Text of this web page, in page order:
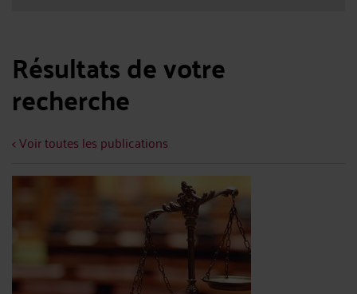
Résultats de votre
recherche
< Voir toutes les publications